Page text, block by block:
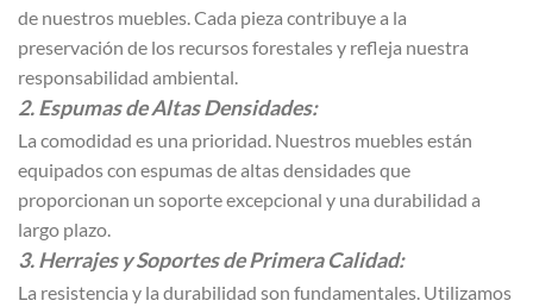
de nuestros muebles. Cada pieza contribuye a la
preservación de los recursos forestales y refleja nuestra
responsabilidad ambiental.
2. Espumas de Altas Densidades:
La comodidad es una prioridad. Nuestros muebles están
equipados con espumas de altas densidades que
proporcionan un soporte excepcional y una durabilidad a
largo plazo.
3. Herrajes y Soportes de Primera Calidad:
La resistencia y la durabilidad son fundamentales. Utilizamos